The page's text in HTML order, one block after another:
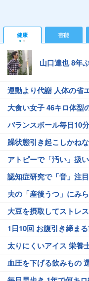
健康 芸能
山口達也 8年
運動より代謝 人体の省
大食い女子 46キロ体型
バランスボール毎日10
躁状態引き起こしかね
アトピーで「汚い」扱
認知症研究で「音」注
夫の「産後うつ」にみ
大豆を摂取してストレ
1日10回 お腹引き締ま
太りにくいアイス 栄養
血圧を下げる飲みもの